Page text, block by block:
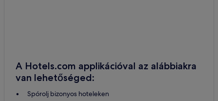
A Hotels.com applikációval az alábbiakra
van lehetőséged:
Spórolj bizonyos hoteleken